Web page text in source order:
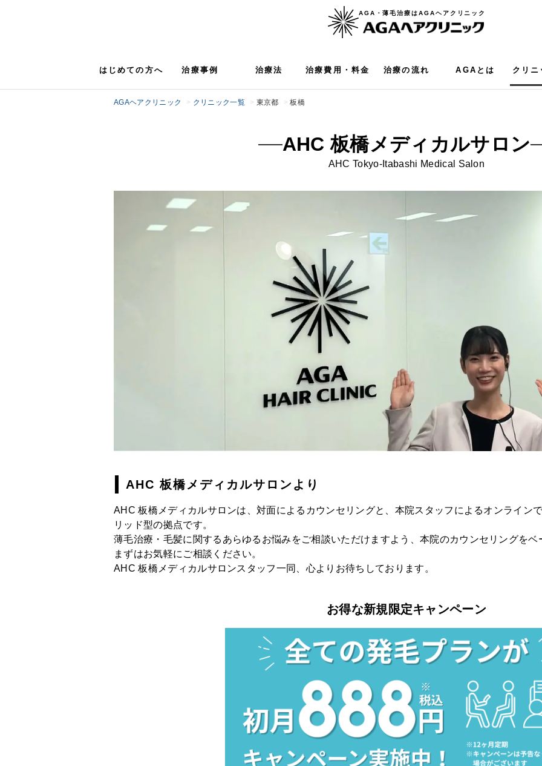
AGA・薄毛治療はAGAヘアクリニック
はじめての方へ 治療事例 治療法 治療費用・料金 治療の流れ AGAとは クリニ
AGAヘアクリニック クリニック一覧 東京都 板橋
AHC 板橋メディカルサロン
AHCTokyo-Itabashi Medical Salon
AHC 板橋メディカルサロンより
AHC 板橋 メディカルサロンは、対面によるカウンセリングと、本院スタッフによるオンライン
リッド型の拠点です。
薄毛治療・毛髪に関するあらゆるお悩みをご相談いただけますよう、本院のカウンセリングを
まずはお気軽にご相談ください。
AHC 板橋 メディカルサロンスタッフ一同、心よりお待ちしております。
お得な新規限定キャンペーン